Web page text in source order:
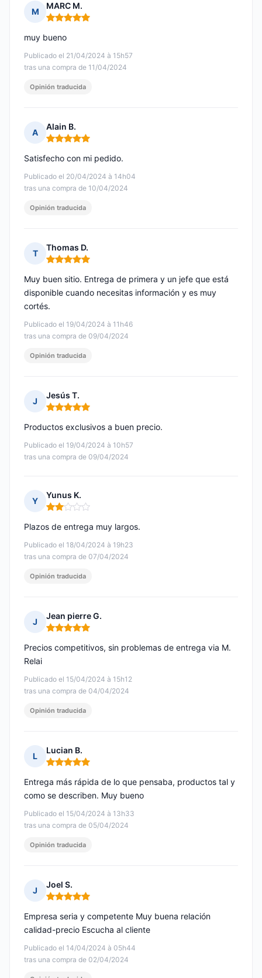
M
MARC M.
Nota: 5 de 5
Publicado el 21/04/2024 à 15h57
tras una compra de 11/04/2024
muy bueno
Opinión traducida
A
Alain B.
Nota: 5 de 5
Publicado el 20/04/2024 à 14h04
tras una compra de 10/04/2024
Satisfecho con mi pedido.
Opinión traducida
T
Thomas D.
Nota: 5 de 5
Publicado el 19/04/2024 à 11h46
tras una compra de 09/04/2024
Muy buen sitio. Entrega de primera y un jefe que está
disponible cuando necesitas información y es muy
cortés.
Opinión traducida
J
Jesús T.
Nota: 5 de 5
Publicado el 19/04/2024 à 10h57
tras una compra de 09/04/2024
Productos exclusivos a buen precio.
Y
Yunus K.
Nota: 2 de 5
Publicado el 18/04/2024 à 19h23
tras una compra de 07/04/2024
Plazos de entrega muy largos.
Opinión traducida
J
Jean pierre G.
Nota: 5 de 5
Publicado el 15/04/2024 à 15h12
tras una compra de 04/04/2024
Precios competitivos, sin problemas de entrega via M.
Relai
Opinión traducida
L
Lucian B.
Nota: 5 de 5
Publicado el 15/04/2024 à 13h33
tras una compra de 05/04/2024
Entrega más rápida de lo que pensaba, productos tal y
como se describen. Muy bueno
Opinión traducida
J
Joel S.
Nota: 5 de 5
Publicado el 14/04/2024 à 05h44
tras una compra de 02/04/2024
Empresa seria y competente Muy buena relación
calidad-precio Escucha al cliente